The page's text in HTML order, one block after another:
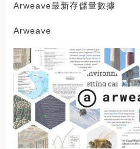
Arweave最新存儲量數據
Arweave